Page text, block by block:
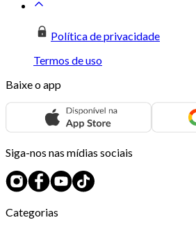
Política de privacidade
Termos de uso
Baixe o app
Siga-nos nas mídias sociais
Categorias